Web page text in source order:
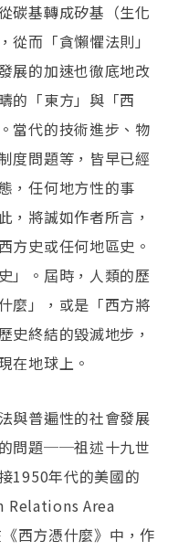
碳基轉成矽基（生化
從而「貪懶懼法則」
展的加速也徹底地改
的「東方」與「西
當代的技術進步、物
度問題等，皆早已經
，任何地方性的事
，將誠如作者所言，
方史或任何地區史。
」。屆時，人類的歷
麼」，或是「西方將
史終結的毀滅地步，
在地球上。
與普遍性的社會發展
問題──祖述十九世
1950年代的美國的
Relations Area
西方憑什麼》中，作